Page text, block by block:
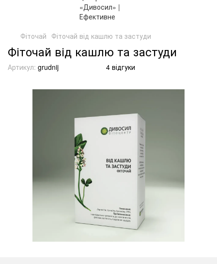
Фіточай Фіточай від кашлю та застуди
Фіточай від кашлю та застуди
Артикул: grudnij 4 відгуки